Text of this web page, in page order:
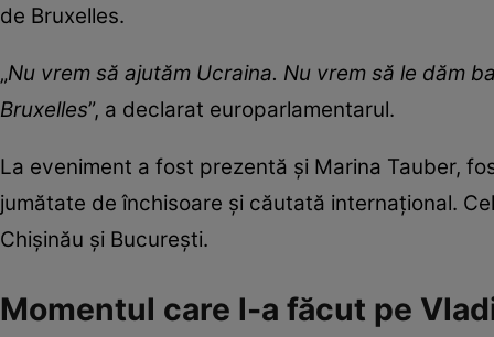
de Bruxelles.
„Nu vrem să ajutăm Ucraina. Nu vrem să le dăm
Bruxelles”, a declarat europarlamentarul.
La eveniment a fost prezentă și Marina Tauber,
jumătate de închisoare și căutată internațional.
Chișinău și București.
Momentul care l-a făcut pe